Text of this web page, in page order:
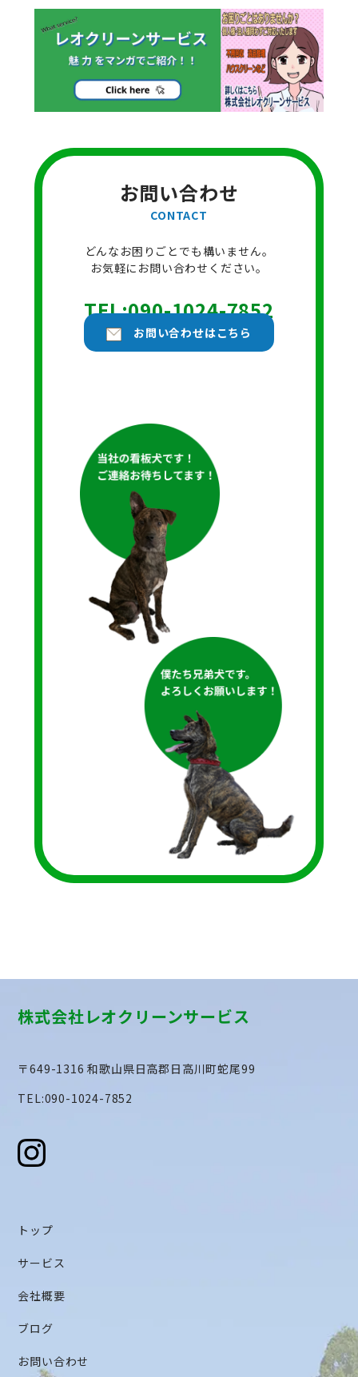
お問い合わせ
CONTACT
どんなお困りごとでも構いません。
お気軽にお問い合わせください。
TEL:090-1024-7852
お問い合わせはこちら
株式会社レオクリーンサービス
〒649-1316 和歌山県日高郡日高川町蛇尾99
TEL:090-1024-7852
トップ
サービス
会社概要
ブログ
お問い合わせ